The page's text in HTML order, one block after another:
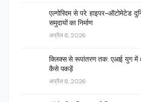
एल्गोरिदम से परे: हाइपर-ऑटोमेटेड
समुदायों का निर्माण
अप्रैल 8, 2026
क्लिक्स से रूपांतरण तक: एआई युग में
कैसे पकड़ें
अप्रैल 8, 2026